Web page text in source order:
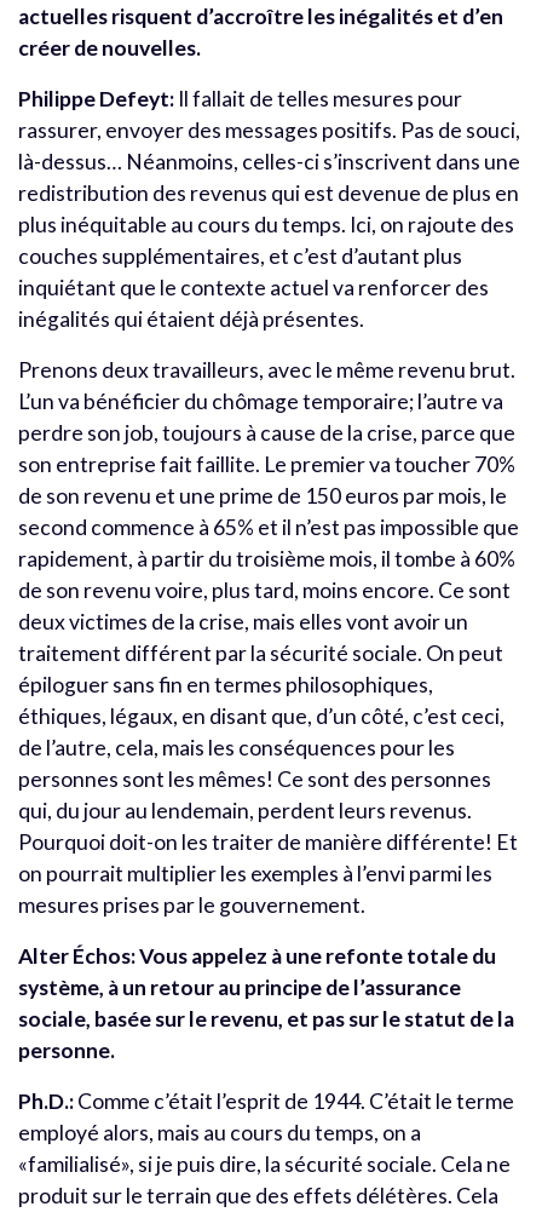
actuelles risquent d’accroître les inégalités et d’en
créer de nouvelles.
Philippe Defeyt: Il fallait de telles mesures pour
rassurer, envoyer des messages positifs. Pas de souci,
là-dessus… Néanmoins, celles-ci s’inscrivent dans une
redistribution des revenus qui est devenue de plus en
plus inéquitable au cours du temps. Ici, on rajoute des
couches supplémentaires, et c’est d’autant plus
inquiétant que le contexte actuel va renforcer des
inégalités qui étaient déjà présentes.
Prenons deux travailleurs, avec le même revenu brut.
L’un va bénéficier du chômage temporaire; l’autre va
perdre son job, toujours à cause de la crise, parce que
son entreprise fait faillite. Le premier va toucher 70%
de son revenu et une prime de 150 euros par mois, le
second commence à 65% et il n’est pas impossible que
rapidement, à partir du troisième mois, il tombe à 60%
de son revenu voire, plus tard, moins encore. Ce sont
deux victimes de la crise, mais elles vont avoir un
traitement différent par la sécurité sociale. On peut
épiloguer sans fin en termes philosophiques,
éthiques, légaux, en disant que, d’un côté, c’est ceci,
de l’autre, cela, mais les conséquences pour les
personnes sont les mêmes! Ce sont des personnes
qui, du jour au lendemain, perdent leurs revenus.
Pourquoi doit-on les traiter de manière différente! Et
on pourrait multiplier les exemples à l’envi parmi les
mesures prises par le gouvernement.
Alter Échos: Vous appelez à une refonte totale du
système, à un retour au principe de l’assurance
sociale, basée sur le revenu, et pas sur le statut de la
personne.
Ph.D.:Comme c’était l’esprit de 1944. C’était le terme
employé alors, mais au cours du temps, on a
«familialisé», si je puis dire, la sécurité sociale. Cela ne
produit sur le terrain que des effets délétères. Cela